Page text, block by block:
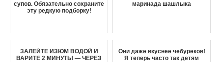
супов. Обязательно сохраните
эту редкую подборку!
маринада шашлыка
ЗАЛЕЙТЕ ИЗЮМ ВОДОЙ И
ВАРИТЕ 2 МИНУТЫ — ЧЕРЕЗ
Они даже вкуснее чебуреков!
Я теперь часто так детям